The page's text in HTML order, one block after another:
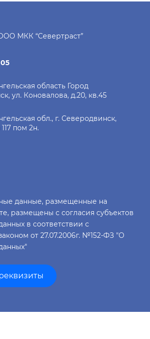
МКК “Севертраст”
область Город
, ул. Коновалова, д.20, кв.45
обл., г. Северодвинск,
пом 2н.
данные, размещенные на
размещены с согласия субъектов
в соответствии с
от 27.07.2006г. №152-ФЗ "О